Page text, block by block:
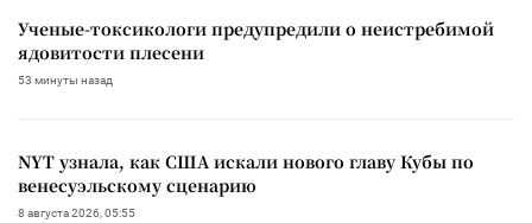
Ученые-токсикологи предупредили о неистребимой
ядовитости плесени
53 минуты назад
NYT узнала, как США искали нового главу Кубы по
венесуэльскому сценарию
8 августа 2026, 05:55